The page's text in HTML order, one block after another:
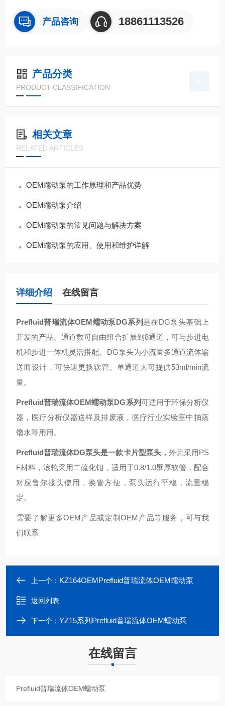
产品咨询 18861113526
产品分类
PRODUCT CLASSIFICATION
相关文章
RELATED ARTICLES
OEM蠕动泵的工作原理和产品优势
OEM蠕动泵介绍
OEM蠕动泵的常见问题与解决方案
OEM蠕动泵的应用、使用和维护详解
详细介绍 在线留言
Prefluid普瑞流体OEM蠕动泵DG系列 是在DG泵头基础上
开发的产品。通道数可自由组合扩展到8通道，可与步进电
机和步进一体机灵活搭配。DG泵头为小流量多通道流体输
送而设计，可快速更换软管。单通道大可提供53ml/min流
量。
Prefluid普瑞流体OEM蠕动泵DG系列可适用于环保分析仪
器，医疗分析仪器送样及排废液，医疗行业实验室中抽蒸
馏水等用用。
Prefluid普瑞流体DG泵头是一款卡片型泵头， 外壳采用PS
F材料，滚轮采用二硫化钼，适用于0.8/1.0壁厚软管，配合
对应鲁尔接头使用，换管方便，泵头运行平稳，流量稳
定。
需要了解更多OEM产品或定制OEM产品等服务，可与我
们联系
上一个： KZ164OEMPrefluid普瑞流体OEM蠕动泵
返回列表
下一个： YZ15系列Prefluid普瑞流体OEM蠕动泵
在线留言